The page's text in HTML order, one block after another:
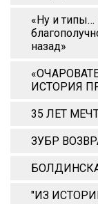
«Ну и типы…
назад»
ИСТОРИЯ
35 ЛЕТ
ЗУБР
"ИЗ